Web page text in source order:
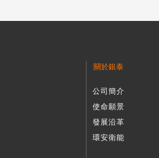
關於銀泰
公司簡介
使命願景
發展沿革
環安衛能